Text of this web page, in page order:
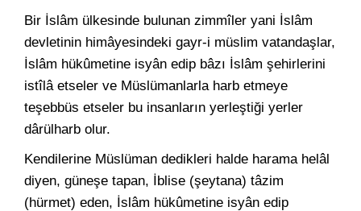
Bir İslâm ülkesinde bulunan zimmîler yani İslâm
devletinin himâyesindeki gayr-i müslim vatandaşlar,
İslâm hükûmetine isyân edip bâzı İslâm şehirlerini
istîlâ etseler ve Müslümanlarla harb etmeye
teşebbüs etseler bu insanların yerleştiği yerler
dârülharb olur.
Kendilerine Müslüman dedikleri halde harama helâl
diyen, güneşe tapan, İblise (şeytana) tâzim
(hürmet) eden, İslâm hükûmetine isyân edip